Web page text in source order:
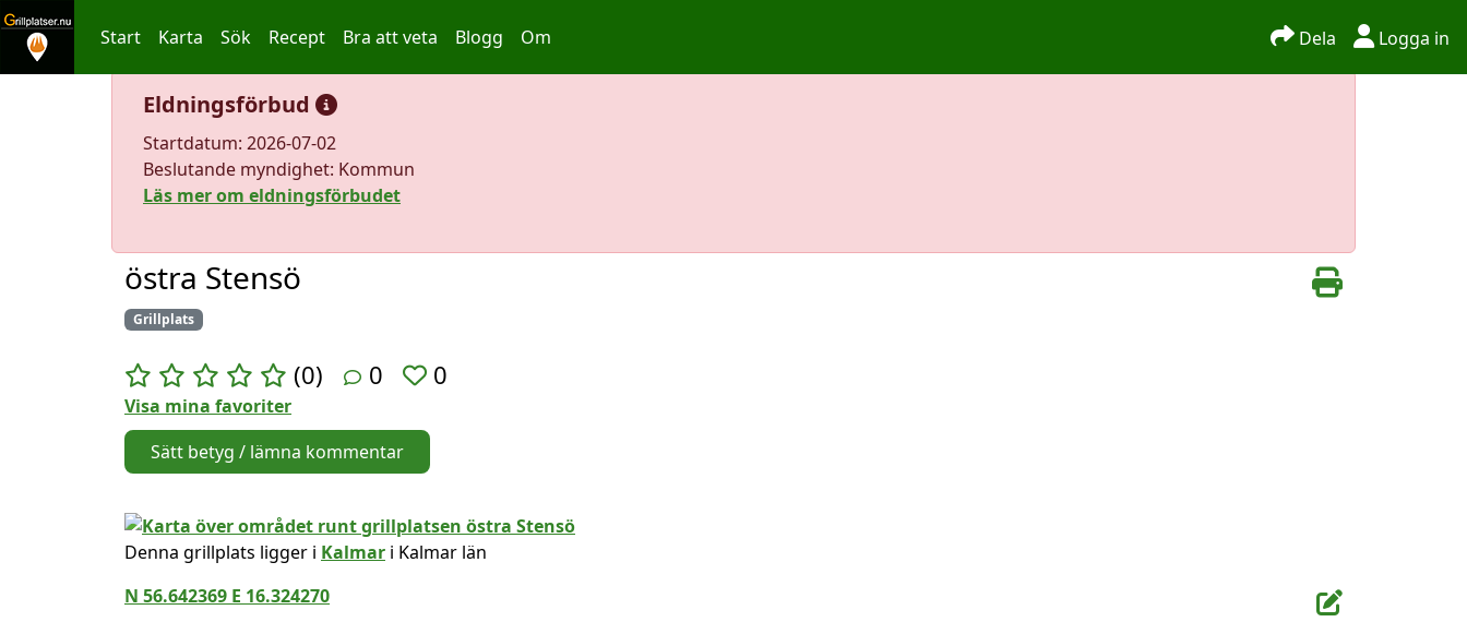
Start Karta Sök Recept Bra att veta Blogg Om Dela Logga in
Eldningsförbud
Startdatum: 2026-07-02
Beslutande myndighet: Kommun
Läs mer om eldningsförbudet
östra Stensö
Grillplats
(0) 0 0
Visa mina favoriter
Sätt betyg / lämna kommentar
Denna grillplats ligger i Kalmar i Kalmar län
N 56.642369 E 16.324270